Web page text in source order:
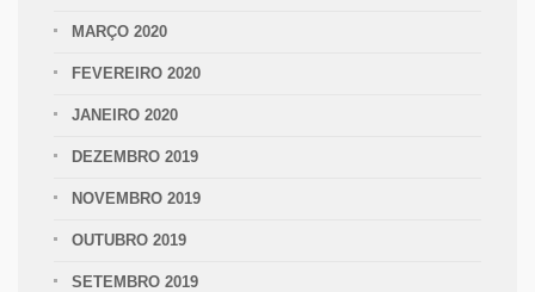
MARÇO 2020
FEVEREIRO 2020
JANEIRO 2020
DEZEMBRO 2019
NOVEMBRO 2019
OUTUBRO 2019
SETEMBRO 2019